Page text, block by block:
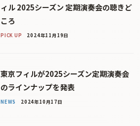
ィル 2025シーズン 定期演奏会の聴きど
ころ
PICK UP 2024年11月19日
東京フィルが2025シーズン定期演奏会
のラインナップを発表
NEWS 2024年10月17日